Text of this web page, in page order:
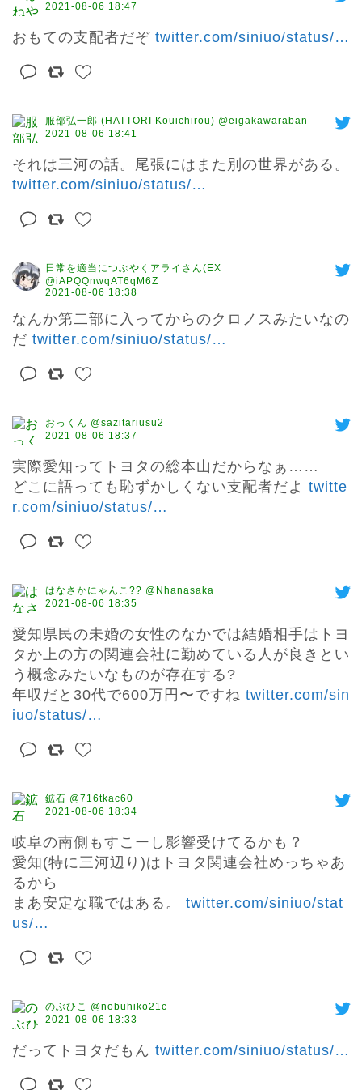
2021-08-06 18:47
おもての支配者だぞ twitter.com/siniuo/status/…
服部弘一郎 (HATTORI Kouichirou) @eigakawaraban
2021-08-06 18:41
twitter.com/siniuo/status/…
日常を適当につぶやくアライさん(EX
@iAPQQnwqAT6qM6Z
2021-08-06 18:38
なんか第二部に入ってからのクロノスみたいなの
だ twitter.com/siniuo/status/…
おっくん @sazitariusu2
2021-08-06 18:37
実際愛知ってトヨタの総本山だからなぁ……
どこに語っても恥ずかしくない支配者だよ twitte
r.com/siniuo/status/…
はなさかにゃんこ?? @Nhanasaka
2021-08-06 18:35
愛知県民の未婚の女性のなかでは結婚相手はトヨ
タか上の方の関連会社に勤めている人が良きとい
う概念みたいなものが存在する?
年収だと30代で600万円〜ですね twitter.com/sin
iuo/status/…
鉱石 @716tkac60
2021-08-06 18:34
岐阜の南側もすこーし影響受けてるかも？
愛知(特に三河辺り)はトヨタ関連会社めっちゃあ
るから
まあ安定な職ではある。 twitter.com/siniuo/stat
us/…
のぶひこ @nobuhiko21c
2021-08-06 18:33
だってトヨタだもん twitter.com/siniuo/status/…